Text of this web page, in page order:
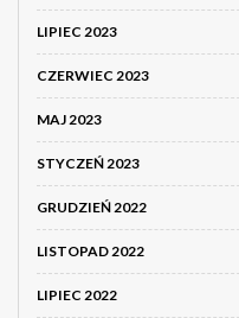
LIPIEC 2023
CZERWIEC 2023
MAJ 2023
STYCZEŃ 2023
GRUDZIEŃ 2022
LISTOPAD 2022
LIPIEC 2022